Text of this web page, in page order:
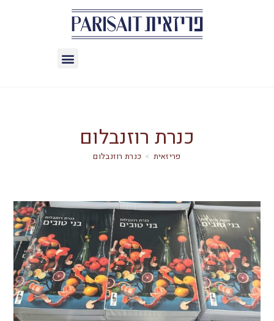
כנרת רוזנבלום
> כנרת רוזנבלום